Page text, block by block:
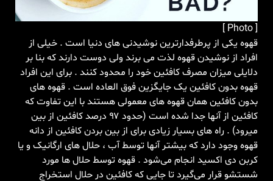
[ Photo ]
قهوه یکی از پرطرفدارترین نوشیدنی های دنیا است . خیلی از
افراد از نوشیدن قهوه لذت می برند ولی دوست دارند که بنا بر
دلایلی میزان مصرف کافئین خود را محدود کنند . برای این افراد
قهوه بدون کافئین یک جایگزین فوق العاده است . قهوه های
بدون کافئین همان قهوه های معمولی هستند با این تفاوت که
کافئین از آنها جدا شده است (حدود ۹۷ درصد کافئین از بین
میرود) . راه های بسیار زیادی برای از بین بردن کافئین از دانه
قهوه وجود دارد که بیشتر آنها توسط آب ، حلال های ارگانیک و یا
کربن دی اکسید انجام می‌شود . قهوه توسط حلال ها مورد
شستشو قرار می‌گیرد تا جایی که کافئین در حلال استخراج